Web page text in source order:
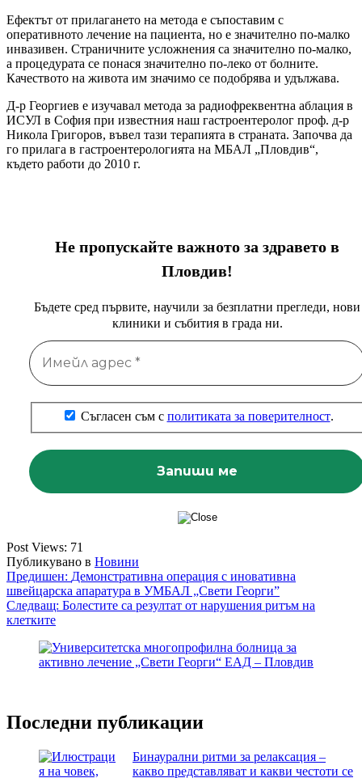
Ефектът от прилагането на метода е съпоставим с
оперативното лечение на пациента, но е значително по-малко
инвазивен. Страничните усложнения са значително по-малко,
а процедурата се понася значително по-леко от болните.
Качеството на живота им значимо се подобрява и удължава.
Д-р Георгиев е изучавал метода за радиофреквентна аблация в
ИСУЛ в София при известния наш гастроентеролог проф. д-р
Никола Григоров, въвел тази терапията в страната. Започва да
го прилага в гастроентерологията на МБАЛ „Пловдив“,
където работи до 2010 г.
Не пропускайте важното за здравето в
Пловдив!
Бъдете сред първите, научили за безплатни прегледи, нови
клиники и събития в града ни.
Съгласен съм с политиката за поверителност.
Post Views: 71
Публикувано в Новини
Навигация
Предишен: Демонстративна операция с иновативна
швейцарска апаратура в УМБАЛ „Свети Георги”
Следващ: Болестите са резултат от нарушения ритъм на
клетките
Последни публикации
Бинаурални ритми за релаксация –
какво представляват и какви честоти се